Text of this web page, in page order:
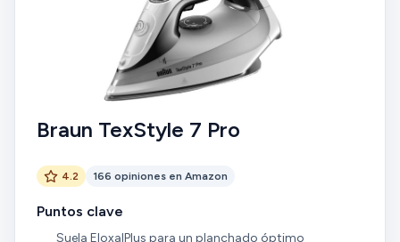
Braun TexStyle 7 Pro
4.2 166 opiniones en Amazon
Puntos clave
Suela EloxalPlus para un planchado óptimo